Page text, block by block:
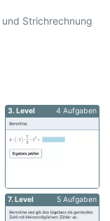
Strichrechnung
3. Level 4 Aufgaben
7. Level 5 Aufgaben